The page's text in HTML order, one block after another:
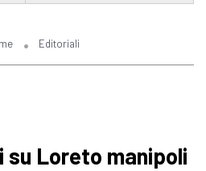
Editoriali
su Loreto manipoli